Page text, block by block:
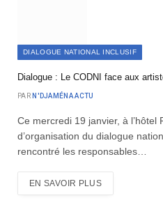
DIALOGUE NATIONAL INCLUSIF
Dialogue : Le CODNI face aux
PAR N'DJAMÉNA ACTU
Ce mercredi 19 janvier, à l’hôtel
d’organisation du dialogue
rencontré les responsables…
EN SAVOIR PLUS